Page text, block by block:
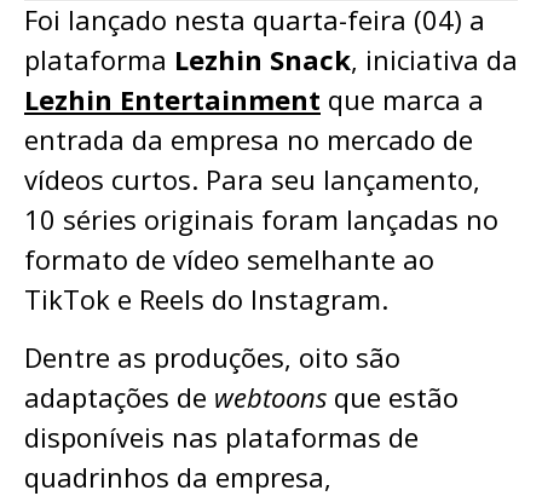
Foi lançado nesta quarta-feira (04) a
plataforma Lezhin Snack, iniciativa da
Lezhin Entertainment que marca a
entrada da empresa no mercado de
vídeos curtos. Para seu lançamento,
10 séries originais foram lançadas no
formato de vídeo semelhante ao
TikTok e Reels do Instagram.
Dentre as produções, oito são
adaptações de webtoons que estão
disponíveis nas plataformas de
quadrinhos da empresa,